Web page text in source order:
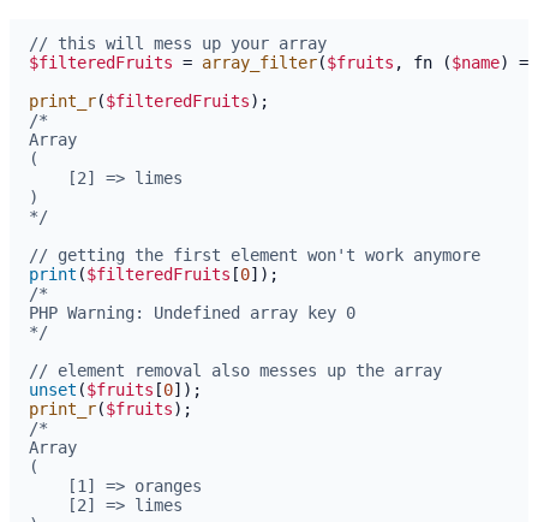
// this will mess up your array
$filteredFruits = array_filter($fruits , fn ($name)
print_r($filteredFruits
/*
Array
(
    [2] => limes
)
*/
// getting the first element won't work anymore
print ($filteredFruits [0
/*
PHP Warning: Undefined array key 0
*/
// element removal also messes up the array
unset ($fruits [0
print_r($fruits
/*
Array
(
    [1] => oranges
    [2] => limes